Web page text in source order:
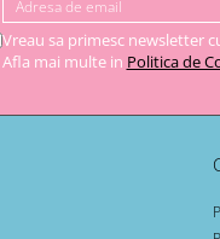
Vreau sa primesc newsletter
Afla mai multe in Politica de